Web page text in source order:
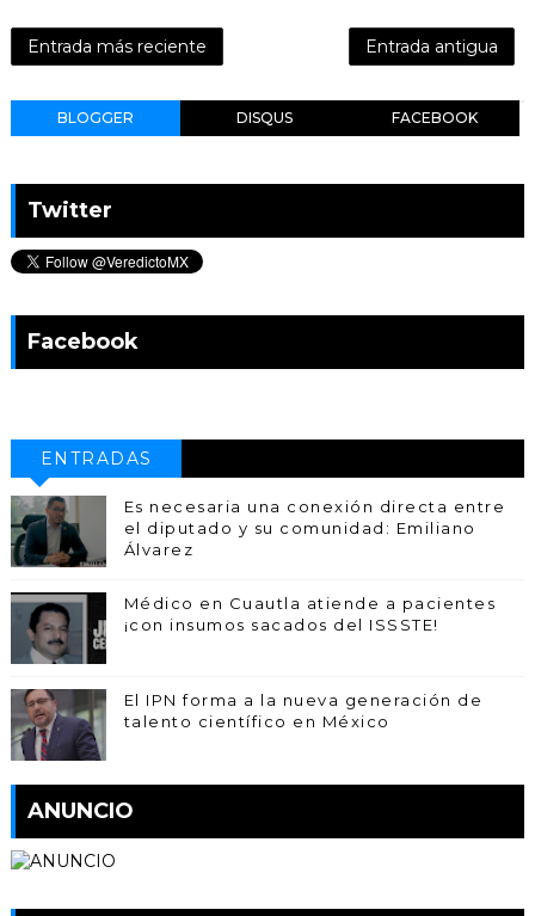
Entrada más reciente Entrada antigua
BLOGGER DISQUS FACEBOOK
Twitter
Facebook
ENTRADAS
POPULARESEs necesaria una conexión directa entre
el diputado y su comunidad: Emiliano
Álvarez
Médico en Cuautla atiende a pacientes
¡con insumos sacados del ISSSTE!
El IPN forma a la nueva generación de
talento científico en México
ANUNCIO